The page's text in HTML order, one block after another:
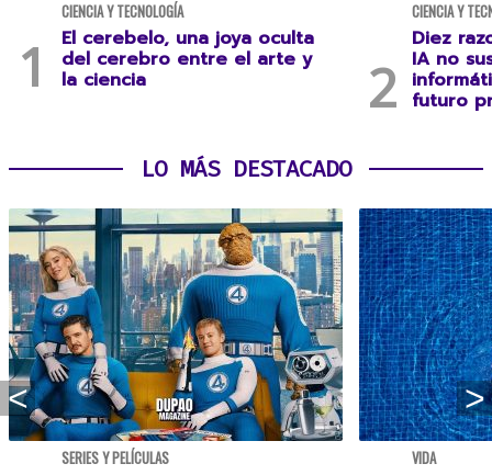
CIENCIA Y TECNOLOGÍA
El cerebelo, una joya oculta
del cerebro entre el arte y
la ciencia
CIENCIA Y
Diez
IA no
futuro
LO MÁS DESTACADO
SERIES Y PELÍCULAS VIDA